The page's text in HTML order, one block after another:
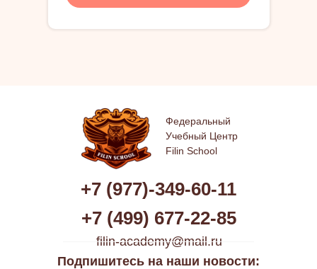
Федеральный
Учебный Центр
Filin School
+7 (499) 677-22-85
+7 (977)-349-60-11
filin-academy@mail.ru
Подпишитесь на наши новости: